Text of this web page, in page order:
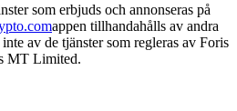
som erbjuds och annonseras på
appen tillhandahålls av andra
av de tjänster som regleras av Foris
MT Limited.